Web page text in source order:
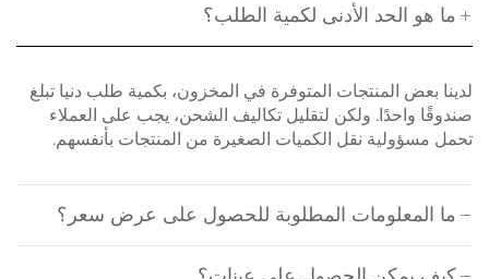
ما هو الحد الأدنى لكمية الطلب؟
لدينا بعض المنتجات المتوفرة في المخزون، بكمية طلب دنيا تبلغ
صندوقًا واحدًا. ولكن لتقليل تكاليف الشحن، يجب على العملاء
تحمل مسؤولية نقل الكميات الصغيرة من المنتجات بأنفسهم.
ما المعلومات المطلوبة للحصول على عرض سعر؟